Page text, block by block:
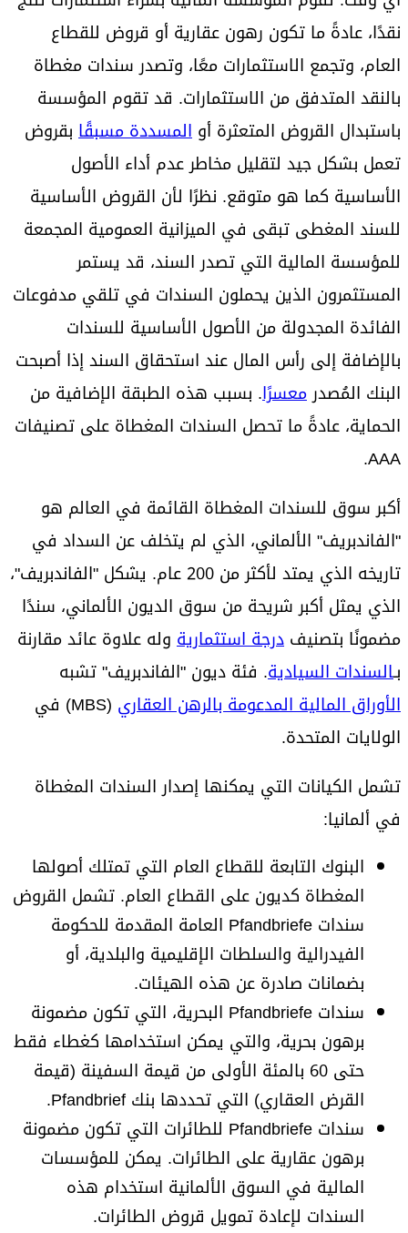
نقدًا، عادةً ما تكون رهون عقارية أو قروض للقطاع
العام، وتجمع الاستثمارات معًا، وتصدر سندات مغطاة
بالنقد المتدفق من الاستثمارات. قد تقوم المؤسسة
باستبدال القروض المتعثرة أو المسددة مسبقًا بقروض
تعمل بشكل جيد لتقليل مخاطر عدم أداء الأصول
الأساسية كما هو متوقع. نظرًا لأن القروض الأساسية
للسند المغطى تبقى في الميزانية العمومية المجمعة
للمؤسسة المالية التي تصدر السند، قد يستمر
المستثمرون الذين يحملون السندات في تلقي مدفوعات
الفائدة المجدولة من الأصول الأساسية للسندات
بالإضافة إلى رأس المال عند استحقاق السند إذا أصبحت
البنك المُصدرمعسرًا. بسبب هذه الطبقة الإضافية من
الحماية، عادةً ما تحصل السندات المغطاة على تصنيفات
AAA.
أكبر سوق للسندات المغطاة القائمة في العالم هو
"الفاندبريف" الألماني، الذي لم يتخلف عن السداد في
تاريخه الذي يمتد لأكثر من 200 عام. يشكل "الفاندبريف"،
الذي يمثل أكبر شريحة من سوق الديون الألماني، سندًا
مضمونًا بتصنيف درجة استثمارية وله علاوة عائد مقارنة
بـالسندات السيادية. فئة ديون "الفاندبريف" تشبه
الأوراق المالية المدعومة بالرهن العقاري
(MBS) في
الولايات المتحدة.
تشمل الكيانات التي يمكنها إصدار السندات المغطاة
في ألمانيا:
البنوك التابعة للقطاع العام التي تمتلك أصولها
المغطاة كديون على القطاع العام. تشمل القروض
سندات Pfandbriefe العامة المقدمة للحكومة
الفيدرالية والسلطات الإقليمية والبلدية، أو
بضمانات صادرة عن هذه الهيئات.
سندات Pfandbriefe البحرية، التي تكون مضمونة
برهون بحرية، والتي يمكن استخدامها كغطاء فقط
حتى 60 بالمئة الأولى من قيمة السفينة (قيمة
القرض العقاري) التي تحددها بنك Pfandbrief.
سندات Pfandbriefe للطائرات التي تكون مضمونة
برهون عقارية على الطائرات. يمكن للمؤسسات
المالية في السوق الألمانية استخدام هذه
السندات لإعادة تمويل قروض الطائرات.